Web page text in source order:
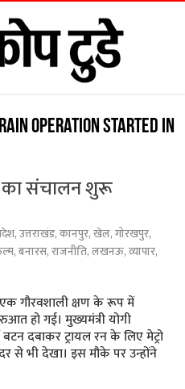
operation started in
का संचालन शुरू
,उत्तराखंड,कानपुर,खेल,गोरखपुर,
,बनारस,राजनीति,लखनऊ,व्यापार,
गौरवशाली क्षण के रूप में
हो गई। मुख्यमंत्री योगी
दबाकर ट्रायल रन के लिए मेट्रो
से भी देखा। इस मौके पर उन्होंने